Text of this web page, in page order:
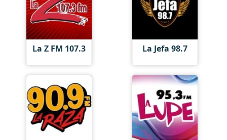
La Z FM 107.3 La Jefa 98.7